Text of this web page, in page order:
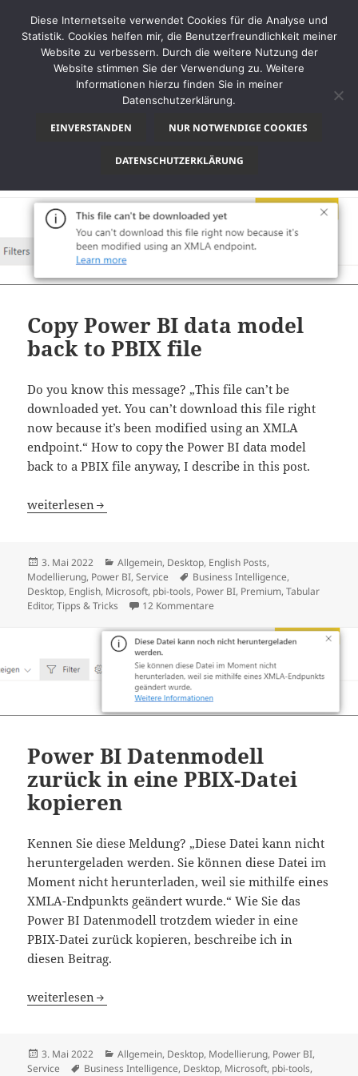
Schlagwort:Tabular Editor
Copy Power BI data model
back to PBIX file
Do you know this message? „This file can’t be
downloaded yet. You can’t download this file right
now because it’s been modified using an XMLA
endpoint.“ How to copy the Power BI data model
back to a PBIX file anyway, I describe in this post.
Copy Power BI data model back to PBIX file
weiterlesen
Veröffentlicht
am
3. Mai 2022 Kategorien
Allgemein, Desktop, English Posts,
Modellierung, Power BI,Service Schlagwörter
Business Intelligence,
Desktop, English, Microsoft, pbi-tools, Power BI, Premium,Tabular
Editor,Tipps & Tricks 12 Kommentare
Power BI Datenmodell
zurück in eine PBIX-Datei
kopieren
Kennen Sie diese Meldung? „Diese Datei kann nicht
heruntergeladen werden. Sie können diese Datei im
Moment nicht herunterladen, weil sie mithilfe eines
XMLA-Endpunkts geändert wurde.“ Wie Sie das
Power BI Datenmodell trotzdem wieder in eine
PBIX-Datei zurück kopieren, beschreibe ich in
diesen Beitrag.
Power BI Datenmodell zurück in eine PBIX-Datei
weiterlesen
Veröffentlicht
am
3. Mai 2022 Kategorien
Allgemein, Desktop, Modellierung, Power BI,
Service
Schlagwörter
Business Intelligence, Desktop, Microsoft, pbi-tools,
Diese Internetseite verwendet Cookies für die Analyse und
Statistik. Cookies helfen mir, die Benutzerfreundlichkeit meiner
Website zu verbessern. Durch die weitere Nutzung der
Website stimmen Sie der Verwendung zu. Weitere
Informationen hierzu finden Sie in meiner
Datenschutzerklärung.
EINVERSTANDEN NUR NOTWENDIGE COOKIES
DATENSCHUTZERKLÄRUNG